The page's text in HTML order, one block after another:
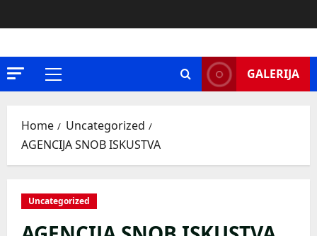
to
Primary
GALERIJA
Home
Uncategorized
AGENCIJA SNOB ISKUSTVA
Uncategorized